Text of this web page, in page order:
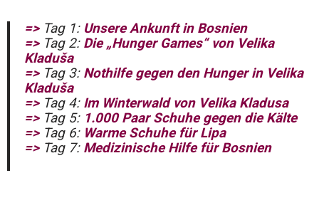
=>Tag 1: Unsere Ankunft in Bosnien
=>Tag 2: Die „Hunger Games“ von Velika
Kladuša
=>Tag 3: Nothilfegegen den Hunger in Velika
Kladuša
=>Tag 4: Im Winterwald von Velika Kladusa
=>Tag 5: 1.000 Paar Schuhe gegen die Kälte
=>Tag 6: Warme Schuhe für Lipa
=>Tag 7: Medizinische Hilfe für Bosnien